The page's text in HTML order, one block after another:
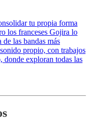
tu propia forma
los franceses Gojira lo
las bandas más
propio, con trabajos
donde exploran todas las